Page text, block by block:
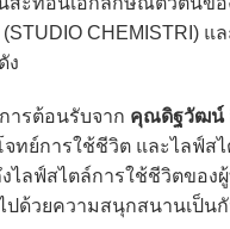
CHEMISTRI) แ
ง
รต้อนรับจาก คุณดิฐวัฒน์
ทย์การใช้ชีวิต และไลฟ์ส
งไลฟ์สไตล์การใช้ชีวิตขอ
ปด้วยความสนุกสนานเป็